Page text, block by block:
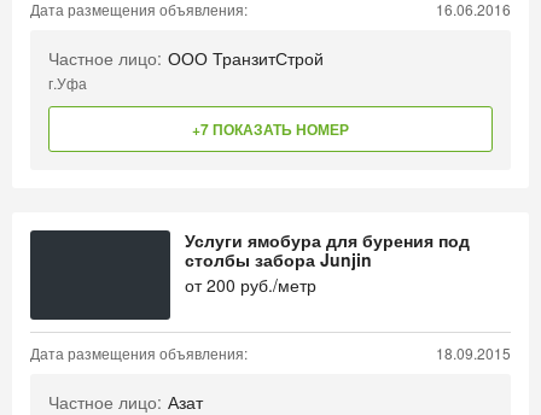
Дата размещения объявления: 16.06.2016
Частное лицо: ООО ТранзитСтрой
г.Уфа
+7 ПОКАЗАТЬ НОМЕР
Услуги ямобура для бурения под
столбы забора Junjin
от200 руб./метр
Дата размещения объявления: 18.09.2015
Частное лицо: Азат